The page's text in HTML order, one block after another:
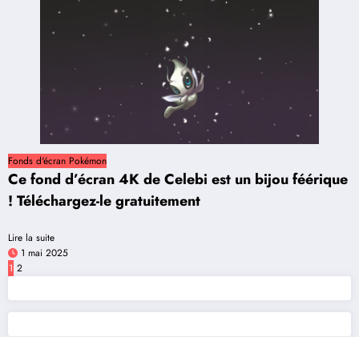
Fonds d'écran Pokémon
Ce fond d’écran 4K de Celebi est un bijou féérique
! Téléchargez-le gratuitement
Lire la suite
1 mai 2025
Pagination
des
1 2